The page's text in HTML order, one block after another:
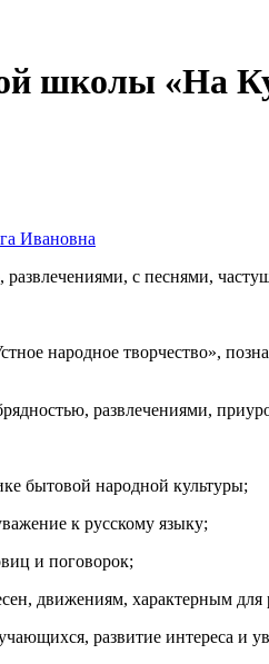
школы «На
Ивановна
развлечениями, с песнями,
народное творчество»,
развлечениями,
бытовой народной культуры;
к русскому языку;
и поговорок;
движениям, характерным для
развитие интереса и